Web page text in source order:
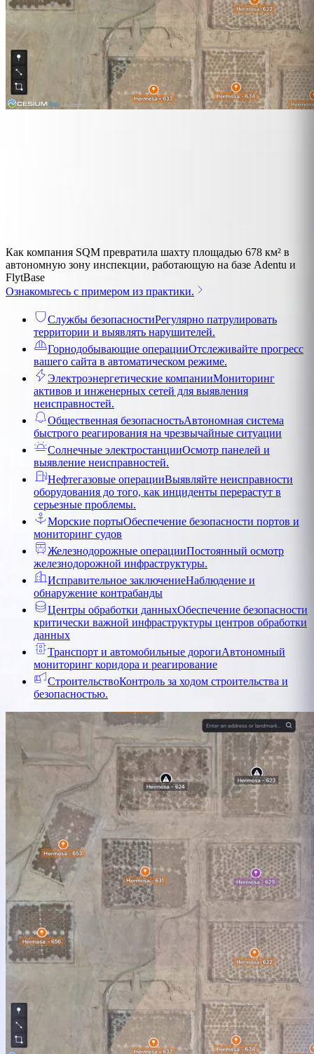
Как компания SQM превратила шахту площадью 678 км² в
автономную зону инспекции, работающую на базе Adentu и
FlytBase
Ознакомьтесь с примером из практики.
Службы безопасностиРегулярно патрулировать
территории и выявлять нарушителей.
Горнодобывающие операцииОтслеживайте прогресс
вашего сайта в автоматическом режиме.
Электроэнергетические компанииМониторинг
активов и инженерных сетей для выявления
неисправностей.
Общественная безопасностьАвтономная система
быстрого реагирования на чрезвычайные ситуации
Солнечные электростанцииОсмотр панелей и
выявление неисправностей.
Нефтегазовые операцииВыявляйте неисправности
оборудования до того, как инциденты перерастут в
серьезные проблемы.
Морские портыОбеспечение безопасности портов и
мониторинг судов
Железнодорожные операцииПостоянный осмотр
железнодорожной инфраструктуры.
Исправительное заключениеНаблюдение и
обнаружение контрабанды
Центры обработки данныхОбеспечение безопасности
критически важной инфраструктуры центров обработки
данных
Транспорт и автомобильные дорогиАвтономный
мониторинг коридора и реагирование
СтроительствоКонтроль за ходом строительства и
безопасностью.